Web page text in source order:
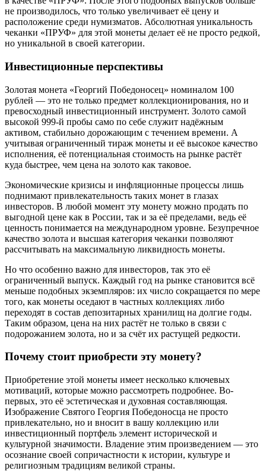
не производилось, что только увеличивает её цену и
расположение среди нумизматов. Абсолютная уникальность
чеканки «ПРУФ» для этой монеты делает её не просто редкой,
но уникальной в своей категории.
Инвестиционные перспективы
Золотая монета «Георгий Победоносец» номиналом 100
рублей — это не только предмет коллекционирования, но и
превосходный инвестиционный инструмент. Золото самой
высокой 999-й пробы само по себе служит надёжным
активом, стабильно дорожающим с течением времени. А
учитывая ограниченный тираж монеты и её высокое качество
исполнения, её потенциальная стоимость на рынке растёт
куда быстрее, чем цена на золото как таковое.
Экономические кризисы и инфляционные процессы лишь
поднимают привлекательность таких монет в глазах
инвесторов. В любой момент эту монету можно продать по
выгодной цене как в России, так и за её пределами, ведь её
ценность понимается на международном уровне. Безупречное
качество золота и высшая категория чеканки позволяют
рассчитывать на максимальную ликвидность монеты.
Но что особенно важно для инвесторов, так это её
ограниченный выпуск. Каждый год на рынке становится всё
меньше подобных экземпляров: их число сокращается по мере
того, как монеты оседают в частных коллекциях либо
переходят в состав депозитарных хранилищ на долгие годы.
Таким образом, цена на них растёт не только в связи с
подорожанием золота, но и за счёт их растущей редкости.
Почему стоит приобрести эту монету?
Приобретение этой монеты имеет несколько ключевых
мотиваций, которые можно рассмотреть подробнее. Во-
первых, это её эстетическая и духовная составляющая.
Изображение Святого Георгия Победоносца не просто
привлекательно, но и вносит в вашу коллекцию или
инвестиционный портфель элемент исторической и
культурной значимости. Владение этим произведением — это
осознание своей сопричастности к истории, культуре и
религиозным традициям великой страны.